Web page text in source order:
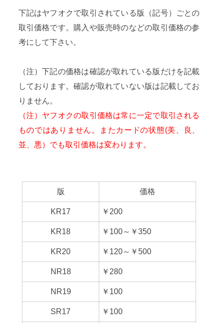
下記はヤフオクで取引されている版（記号）ごとの
取引価格です。購入や販売時のなどの取引価格の参
考にして下さい。
（注）下記の価格は確認が取れている版だけを記載
しております。確認が取れていない版は記載してお
りません。
（注）ヤフオクの取引価格は常に一定で取引される
ものではありません。またカードの状態(美、良、
並、悪）でも取引価格は変わります。
版 価格
KR17 ￥200
KR18 ￥100～￥350
KR20 ￥120～￥500
NR18 ￥280
NR19 ￥100
SR17 ￥100